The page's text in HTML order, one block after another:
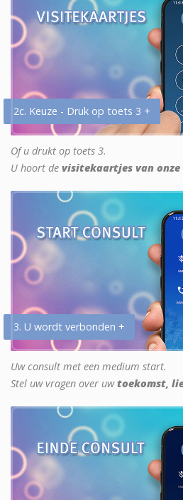
2c. Keuze - Druk op toets 3 +
Of u drukt op toets 3.
U hoort de visitekaartjes van onze
3. U wordt verbonden +
Uw consult met een medium start.
Stel uw vragen over uwtoekomst,